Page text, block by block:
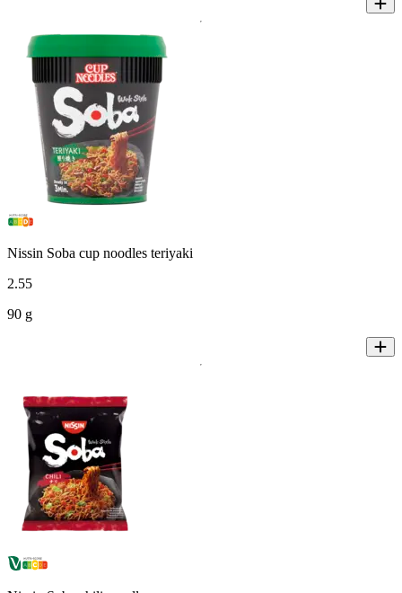
Nissin Soba cup noodles teriyaki
2.55
90 g